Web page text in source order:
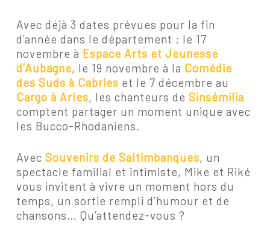
Avec déjà 3 dates prévues pour la fin
d’année dans le département : le 17
novembre à Espace Arts et Jeunesse
d’Aubagne, le 19 novembre à la Comédie
des Suds à Cabries et le 7 décembre au
Cargo à Arles, les chanteurs de Sinsémilia
comptent partager un moment unique avec
les Bucco-Rhodaniens.
Avec Souvenirs de Saltimbanques, un
spectacle familial et intimiste, Mike et Riké
vous invitent à vivre un moment hors du
temps, un sortie rempli d’humour et de
chansons… Qu’attendez-vous ?